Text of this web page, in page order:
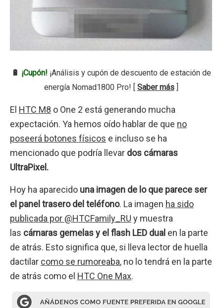
🔋 ¡Cupón! ¡Análisis y cupón de descuento de estación de
energía Nomad1800 Pro! [ Saber más]
El HTC M8 o One 2 está generando mucha
expectación. Ya hemos oído hablar de que no
poseerá botones físicos e incluso se ha
mencionado que podría llevar dos cámaras
UltraPixel.
Hoy ha aparecido una imagen de lo que parece ser
el panel trasero del teléfono. La imagen ha sido
publicada por @HTCFamily_RU y muestra
las cámaras gemelas y el flash LED dual en la parte
de atrás. Esto significa que, si lleva lector de huella
dactilar como se rumoreaba, no lo tendrá en la parte
de atrás como el HTC One Max.